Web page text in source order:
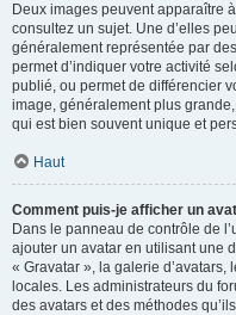
Deux images peuvent apparaître
consultez un sujet. Une d’elles
généralement représentée par
permet d’indiquer votre activité
publié, ou permet de différencier
image, généralement plus
qui est bien souvent unique et
Haut
Comment puis-je afficher un
Dans le panneau de contrôle de
ajouter un avatar en utilisant une
« Gravatar », la galerie d’avatars,
locales. Les administrateurs du
des avatars et des méthodes